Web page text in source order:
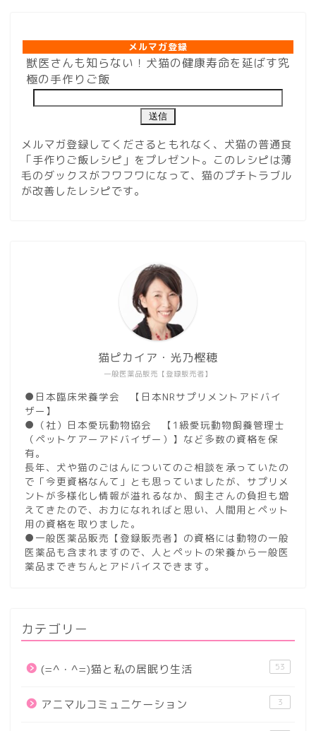
メルマガ登録
獣医さんも知らない！犬猫の健康寿命を延ばす究
極の手作りご飯
メルマガ登録してくださるともれなく、犬猫の普通食
「手作りご飯レシピ」をプレゼント。このレシピは薄
毛のダックスがフワフワになって、猫のプチトラブル
が改善したレシピです。
一般医薬品販売【登録販売者】
猫ピカイア・光乃樫穂
●日本臨床栄養学会 【日本NRサプリメントアドバイ
ザー】
●（社）日本愛玩動物協会 【1級愛玩動物飼養管理士
（ペットケアーアドバイザー）】など多数の資格を保
有。
長年、犬や猫のごはんについてのご相談を承っていたの
で「今更資格なんて」とも思っていましたが、サプリメ
ントが多様化し情報が溢れるなか、飼主さんの負担も増
えてきたので、お力になれればと思い、人間用とペット
用の資格を取りました。
●一般医薬品販売【登録販売者】の資格には動物の一般
医薬品も含まれますので、人とペットの栄養から一般医
薬品まできちんとアドバイスできます。
カテゴリー
(=^・^=)猫と私の居眠り生活 53
アニマルコミュニケーション 3